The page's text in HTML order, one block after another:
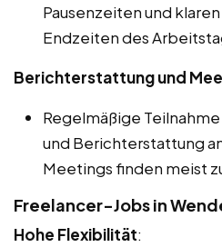
Pausenzeiten und
Endzeiten des
Berichterstattung und
Regelmäßige
und Berichterstattung
Meetings finden meist
Freelancer-Jobs in
Hohe Flexibilität: